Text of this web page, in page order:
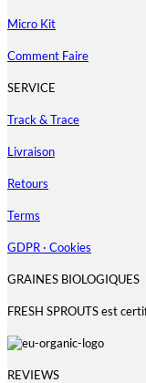
Micro Kit
Comment Faire
SERVICE
Track & Trace
Livraison
Retours
Terms
GDPR · Cookies
GRAINES BIOLOGIQUES
FRESH SPROUTS est
REVIEWS